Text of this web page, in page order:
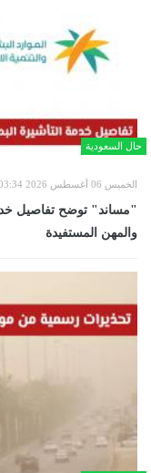
حال السعودية
الخميس 06 أغسطس 2026 03:34 مساءً
"مساند" توضح تفاصيل
والمهن المستفيدة